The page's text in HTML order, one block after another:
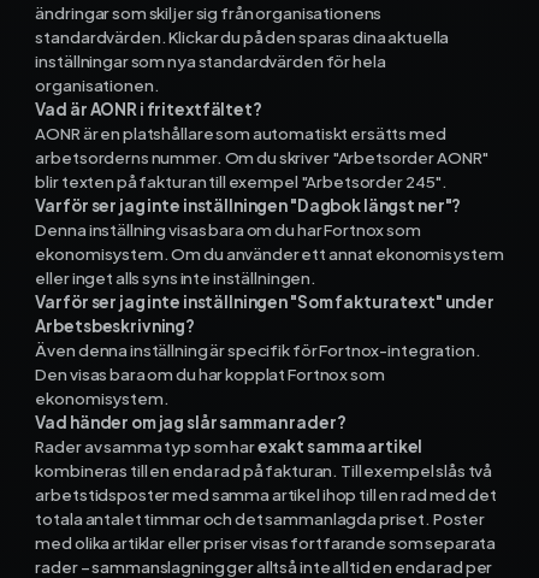
ändringar som skiljer sig från organisationens
standardvärden. Klickar du på den sparas dina aktuella
inställningar som nya standardvärden för hela
organisationen.
Vad är AONR i fritextfältet?
AONR är en platshållare som automatiskt ersätts med
arbetsorderns nummer. Om du skriver "Arbetsorder AONR"
blir texten på fakturan till exempel "Arbetsorder 245".
Varför ser jag inte inställningen "Dagbok längst ner"?
Denna inställning visas bara om du har Fortnox som
ekonomisystem. Om du använder ett annat ekonomisystem
eller inget alls syns inte inställningen.
Varför ser jag inte inställningen "Som fakturatext" under
Arbetsbeskrivning?
Även denna inställning är specifik för Fortnox-integration.
Den visas bara om du har kopplat Fortnox som
ekonomisystem.
Vad händer om jag slår samman rader?
Rader av samma typ som harexakt samma artikel
kombineras till en enda rad på fakturan. Till exempel slås två
arbetstidsposter med samma artikel ihop till en rad med det
totala antalet timmar och det sammanlagda priset. Poster
med olika artiklar eller priser visas fortfarande som separata
rader – sammanslagning ger alltså inte alltid en enda rad per